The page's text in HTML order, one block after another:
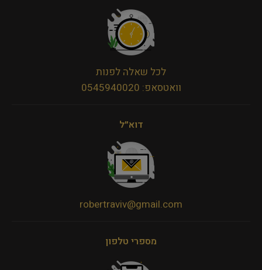
לכל שאלה לפנות
וואטסאפ: 0545940020
דוא״ל
robertraviv@gmail.com
מספרי טלפון